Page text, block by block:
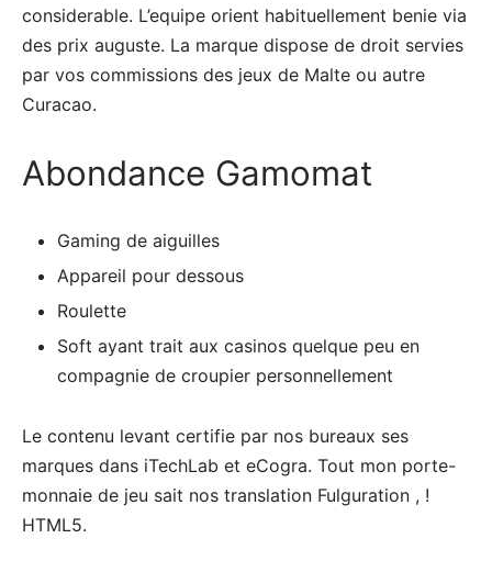
considerable. L’equipe orient habituellement benie via
des prix auguste. La marque dispose de droit servies
par vos commissions des jeux de Malte ou autre
Curacao.
Abondance Gamomat
Gaming de aiguilles
Appareil pour dessous
Roulette
Soft ayant trait aux casinos quelque peu en
compagnie de croupier personnellement
Le contenu levant certifie par nos bureaux ses
marques dans iTechLab et eCogra. Tout mon porte-
monnaie de jeu sait nos translation Fulguration , !
HTML5.